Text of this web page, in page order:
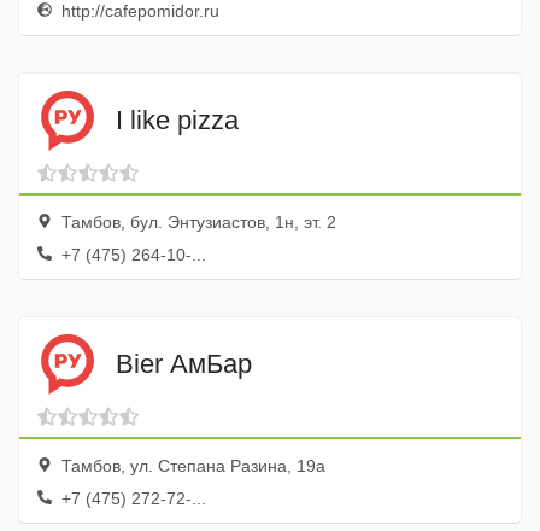
http://cafepomidor.ru
I like pizza
Тамбов, бул. Энтузиастов, 1н, эт. 2
+7 (475) 264-10-...
Bier АмБар
Тамбов, ул. Степана Разина, 19а
+7 (475) 272-72-...